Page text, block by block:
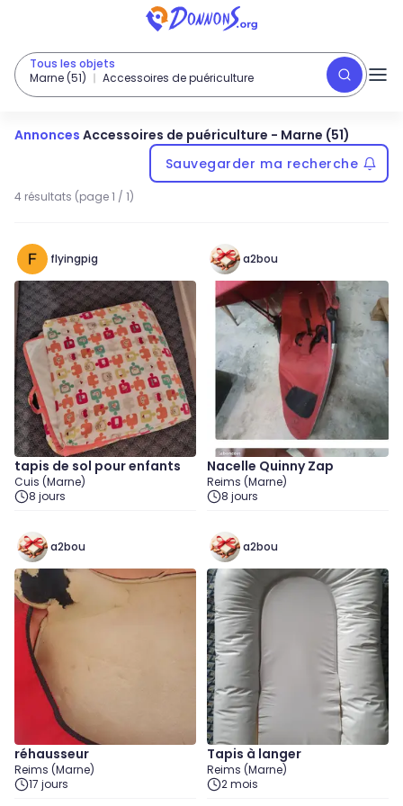
Tous les objets
Marne (51)
Accessoires de puériculture
Annonces Accessoires de puériculture - Marne (51)
Sauvegarder ma recherche
4 résultats (page 1 / 1)
flyingpig
tapis de sol pour enfants
Cuis (Marne)
8 jours
a2bou
Nacelle Quinny Zap
Reims (Marne)
8 jours
a2bou
réhausseur
Reims (Marne)
17 jours
a2bou
Tapis à langer
Reims (Marne)
2 mois